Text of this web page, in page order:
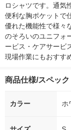
ロシャツです。通気
便利な胸ポケットで
優れた機能性で様々
のそろいのユニフォ
ービス・ケアサービ
現場作業にもおすす
商品仕様/スペック
カラー ホ